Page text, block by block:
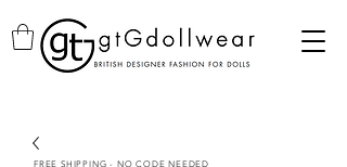
FREE SHIPPING - NO CODE NEEDED